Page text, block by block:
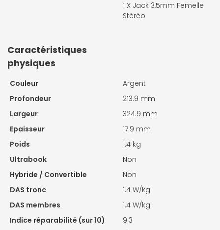
1 X Jack 3,5mm Femelle
Stéréo
Caractéristiques
physiques
Couleur
Argent
Profondeur
213.9 mm
Largeur
324.9 mm
Epaisseur
17.9 mm
Poids
1.4 kg
Ultrabook
Non
Hybride / Convertible
Non
DAS tronc
1.4 W/kg
DAS membres
1.4 W/kg
Indice réparabilité (sur 10)
9.3